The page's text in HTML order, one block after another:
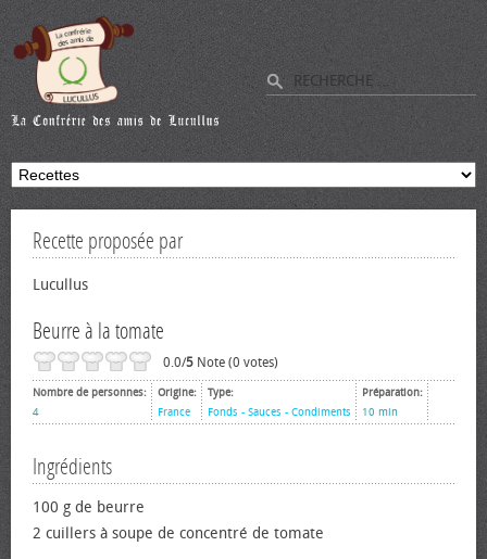
Recette proposée par
Lucullus
Beurre à la tomate
0.0/5 Note (0 votes)
Nombre de personnes:
4
Origine:
France
Type:
Fonds - Sauces - Condiments
Préparation:
10 min
Ingrédients
100 g de beurre
2 cuillers à soupe de concentré de tomate